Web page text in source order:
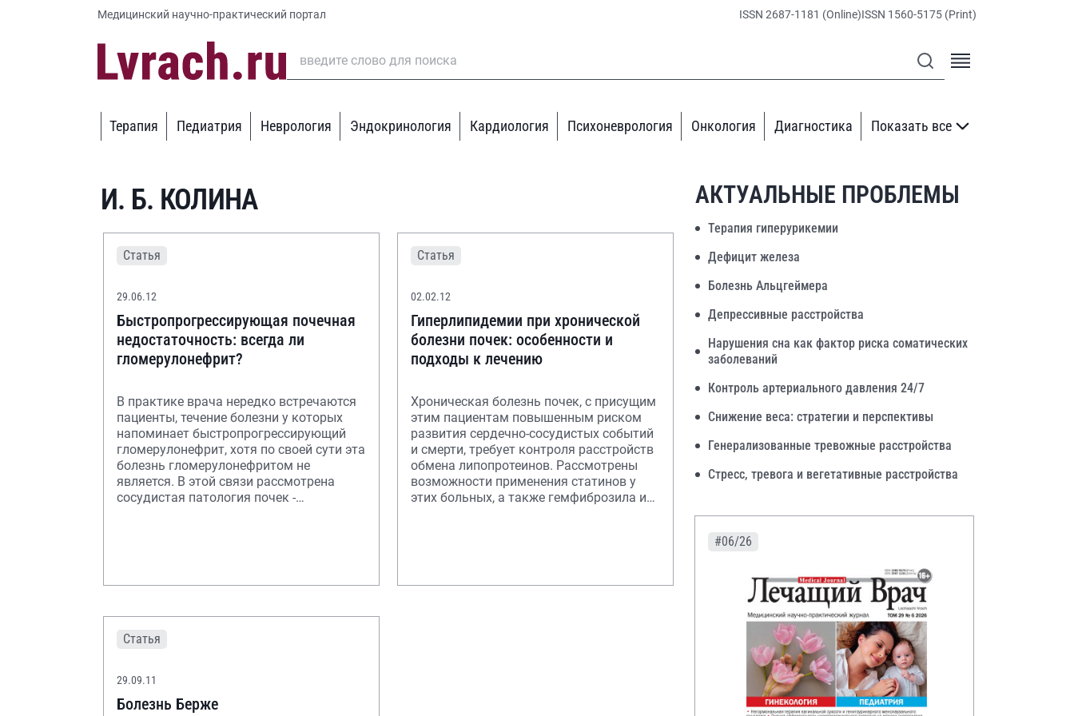
Медицинский научно-практический портал ISSN 2687-1181 (Online)ISSN 1560-5175 (Print)
Терапия Педиатрия Неврология Эндокринология Кардиология Психоневрология Онкология Диагностика Показать все
И. Б. КОЛИНА
Статья
29.06.12
Быстропрогрессирующая почечная
недостаточность: всегда ли
гломерулонефрит?
В практике врача нередко встречаются
пациенты, течение болезни у которых
напоминает быстропрогрессирующий
гломерулонефрит, хотя по своей сути эта
болезнь гломерулонефритом не
является. В этой связи рассмотрена
сосудистая патология почек -
Статья
02.02.12
Гиперлипидемии при хронической
болезни почек: особенности и
подходы к лечению
Хроническая болезнь почек, с присущим
этим пациентам повышенным риском
развития сердечно-сосудистых событий
и смерти, требует контроля расстройств
обмена липопротеинов. Рассмотрены
возможности применения статинов у
этих больных, а также гемфиброзила и
Статья
29.09.11
Болезнь Берже
АКТУАЛЬНЫЕ ПРОБЛЕМЫ
Терапия гиперурикемии
Дефицит железа
Болезнь Альцгеймера
Депрессивные расстройства
Нарушения сна как фактор риска соматических
заболеваний
Контроль артериального давления 24/7
Снижение веса: стратегии и перспективы
Генерализованные тревожные расстройства
Стресс, тревога и вегетативные расстройства
#06/26